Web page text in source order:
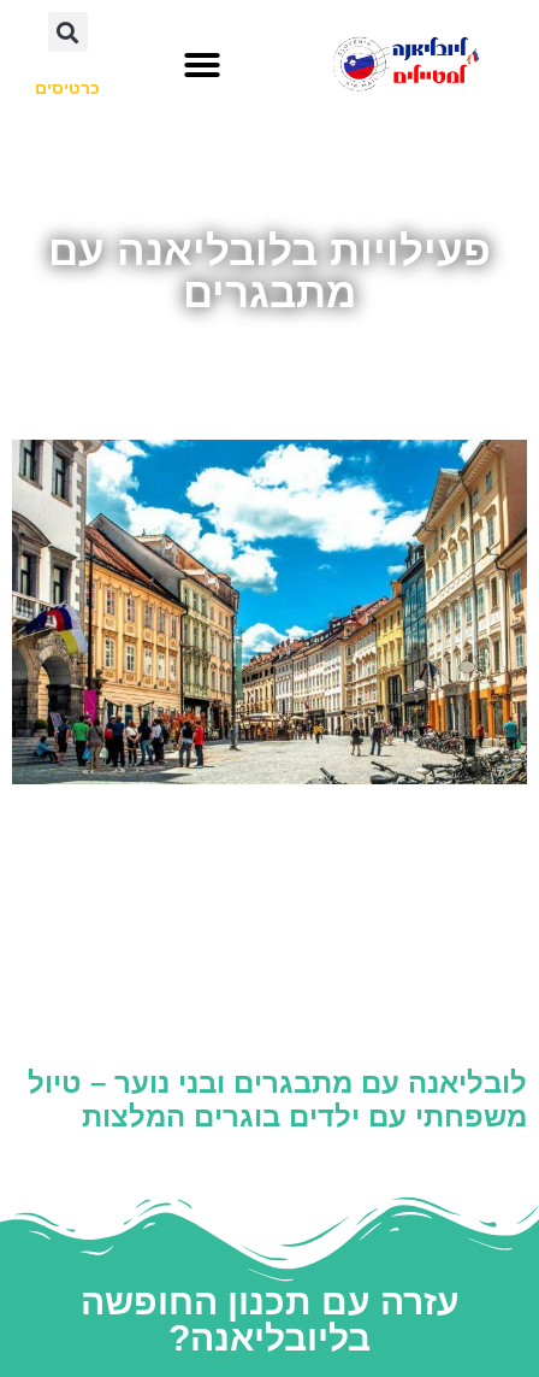
כרטיסים
פעילויות בלובליאנה עם
מתבגרים
לובליאנה עם מתבגרים ובני נוער – טיול
משפחתי עם ילדים בוגרים המלצות
עזרה עם תכנון החופשה
בליובליאנה?